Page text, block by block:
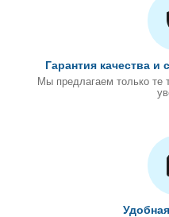
Гарантия качества
Мы предлагаем только те